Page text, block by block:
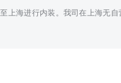
海进行内装。我司在上海无